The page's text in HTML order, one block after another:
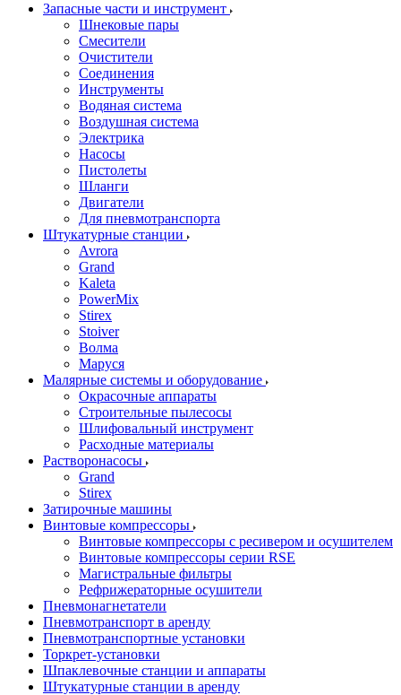
Запасные части и инструмент
Шнековые пары
Смесители
Очистители
Соединения
Инструменты
Водяная система
Воздушная система
Электрика
Насосы
Пистолеты
Шланги
Двигатели
Для пневмотранспорта
Штукатурные станции
Avrora
Grand
Kaleta
PowerMix
Stirex
Stoiver
Волма
Маруся
Малярные системы и оборудование
Окрасочные аппараты
Строительные пылесосы
Шлифовальный инструмент
Расходные материалы
Растворонасосы
Grand
Stirex
Затирочные машины
Винтовые компрессоры
Винтовые компрессоры с ресивером и осушителем
Винтовые компрессоры серии RSE
Магистральные фильтры
Рефрижераторные осушители
Пневмонагнетатели
Пневмотранспорт в аренду
Пневмотранспортные установки
Торкрет-установки
Шпаклевочные станции и аппараты
Штукатурные станции в аренду